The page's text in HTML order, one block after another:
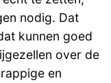
nodig. Dat
kunnen goed
over de
en